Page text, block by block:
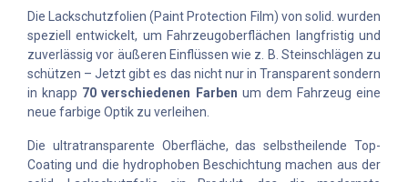
Die Lackschutzfolien (Paint Protection Film) von solid. wurden
speziell entwickelt, um Fahrzeugoberflächen langfristig und
zuverlässig vor äußeren Einflüssen wie z. B. Steinschlägen zu
schützen – Jetzt gibt es das nicht nur in Transparent sondern
in knapp 70 verschiedenen Farben um dem Fahrzeug eine
neue farbige Optik zu verleihen.
Die ultratransparente Oberfläche, das selbstheilende Top-
Coating und die hydrophoben Beschichtung machen aus der